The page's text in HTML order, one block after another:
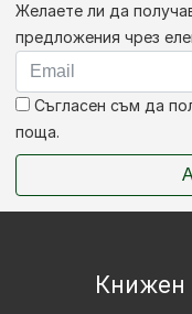
Желаете ли да
предложения чрез
Съгласен съм да
поща.
Книжен